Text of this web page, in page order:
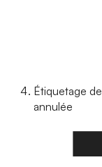
Étiquetage
annulée